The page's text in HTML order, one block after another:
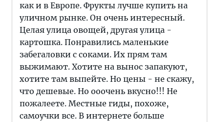
как и в Европе. Фрукты лучше купить на
уличном рынке. Он очень интересный.
Целая улица овощей, другая улица -
картошка. Понравились маленькие
забегаловки с соками. Их прям там
выжимают. Хотите на вынос запакуют,
хотите там выпейте. Но цены - не скажу,
что дешевые. Но ооочень вкусно!!! Не
пожалеете. Местные гиды, похоже,
самоучки все. В интернете больше